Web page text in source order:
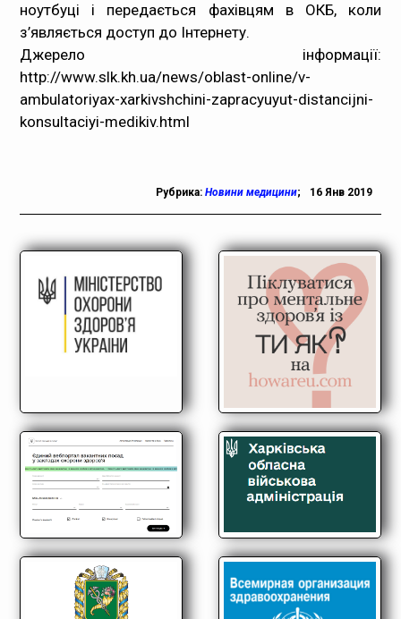
ноутбуці і передається фахівцям в ОКБ, коли
з’являється доступ до Інтернету.
Джерело інформації:
http://www.slk.kh.ua/news/oblast-online/v-
ambulatoriyax-xarkivshchini-zapracyuyut-distancijni-
konsultaciyi-medikiv.html
Рубрика: Новини медицини; 16 Янв 2019